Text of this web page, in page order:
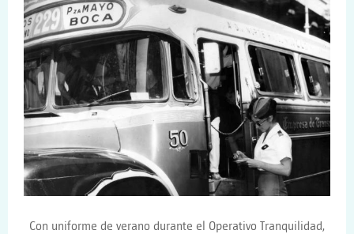
Con uniforme de verano durante el Operativo Tranquilidad,